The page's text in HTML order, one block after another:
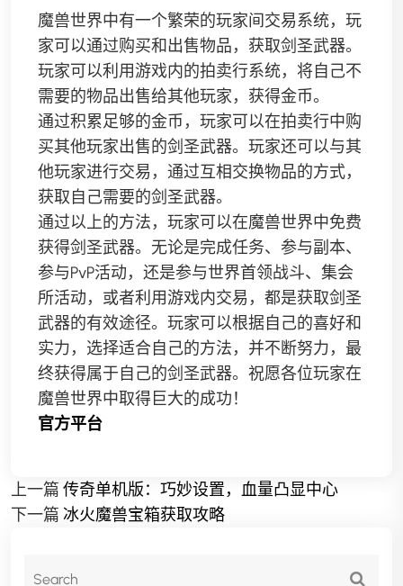
魔兽世界中有一个繁荣的玩家间交易系统，玩
家可以通过购买和出售物品，获取剑圣武器。
玩家可以利用游戏内的拍卖行系统，将自己不
需要的物品出售给其他玩家，获得金币。
通过积累足够的金币，玩家可以在拍卖行中购
买其他玩家出售的剑圣武器。玩家还可以与其
他玩家进行交易，通过互相交换物品的方式，
获取自己需要的剑圣武器。
通过以上的方法，玩家可以在魔兽世界中免费
获得剑圣武器。无论是完成任务、参与副本、
参与PvP活动，还是参与世界首领战斗、集会
所活动，或者利用游戏内交易，都是获取剑圣
武器的有效途径。玩家可以根据自己的喜好和
实力，选择适合自己的方法，并不断努力，最
终获得属于自己的剑圣武器。祝愿各位玩家在
魔兽世界中取得巨大的成功！
官方平台
上一篇 传奇单机版：巧妙设置，血量凸显中心
下一篇 冰火魔兽宝箱获取攻略